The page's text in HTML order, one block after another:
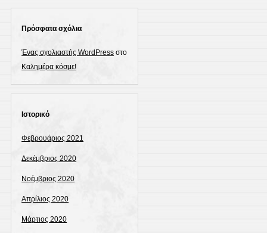
Πρόσφατα σχόλια
Ένας σχολιαστής WordPress στο
Καλημέρα κόσμε!
Ιστορικό
Φεβρουάριος 2021
Δεκέμβριος 2020
Νοέμβριος 2020
Απρίλιος 2020
Μάρτιος 2020